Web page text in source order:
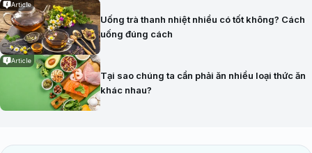
Article
Uống trà thanh nhiệt nhiều có tốt không? Cách
uống đúng cách
Article
Tại sao chúng ta cần phải ăn nhiều loại thức ăn
khác nhau?